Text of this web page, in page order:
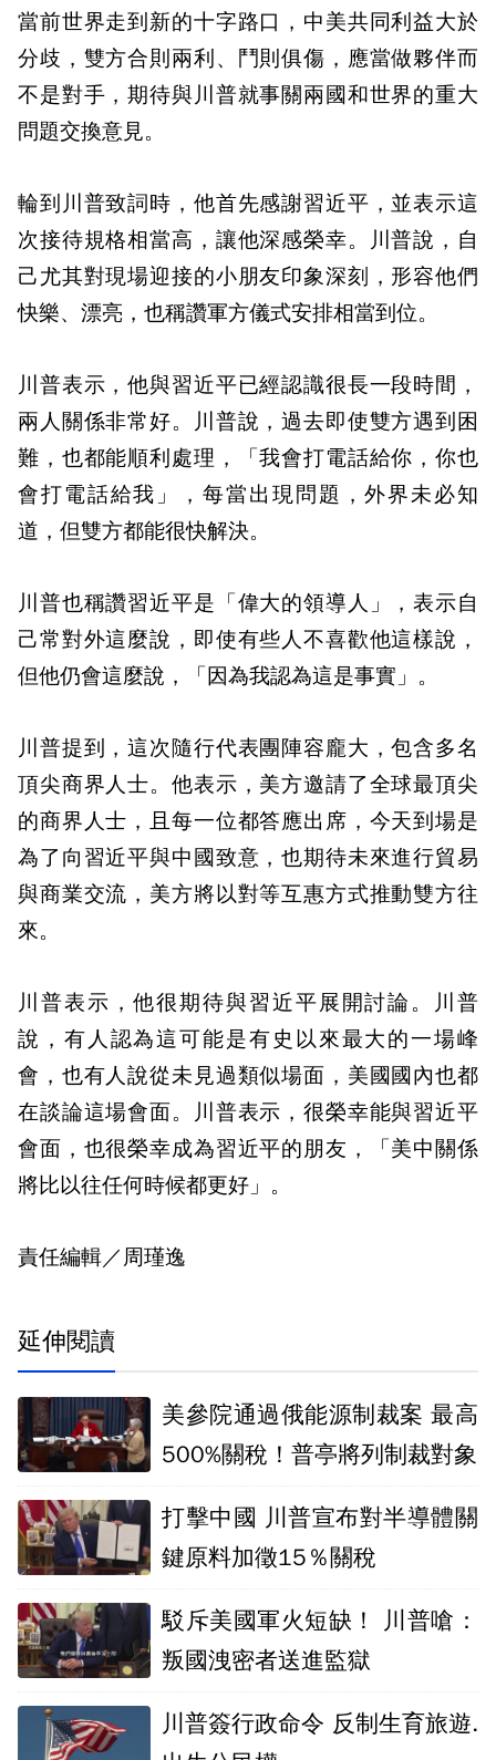
當前世界走到新的十字路口，中美共同利益大於
分歧，雙方合則兩利、鬥則俱傷，應當做夥伴而
不是對手，期待與川普就事關兩國和世界的重大
問題交換意見。
輪到川普致詞時，他首先感謝習近平，並表示這
次接待規格相當高，讓他深感榮幸。川普說，自
己尤其對現場迎接的小朋友印象深刻，形容他們
快樂、漂亮，也稱讚軍方儀式安排相當到位。
川普表示，他與習近平已經認識很長一段時間，
兩人關係非常好。川普說，過去即使雙方遇到困
難，也都能順利處理，「我會打電話給你，你也
會打電話給我」，每當出現問題，外界未必知
道，但雙方都能很快解決。
川普也稱讚習近平是「偉大的領導人」，表示自
己常對外這麼說，即使有些人不喜歡他這樣說，
但他仍會這麼說，「因為我認為這是事實」。
川普提到，這次隨行代表團陣容龐大，包含多名
頂尖商界人士。他表示，美方邀請了全球最頂尖
的商界人士，且每一位都答應出席，今天到場是
為了向習近平與中國致意，也期待未來進行貿易
與商業交流，美方將以對等互惠方式推動雙方往
來。
川普表示，他很期待與習近平展開討論。川普
說，有人認為這可能是有史以來最大的一場峰
會，也有人說從未見過類似場面，美國國內也都
在談論這場會面。川普表示，很榮幸能與習近平
會面，也很榮幸成為習近平的朋友，「美中關係
將比以往任何時候都更好」。
責任編輯／周瑾逸
延伸閱讀
美參院通過俄能源制裁案 最高
500%關稅！普亭將列制裁對象
打擊中國 川普宣布對半導體關
鍵原料加徵15％關稅
駁斥美國軍火短缺！ 川普嗆：
叛國洩密者送進監獄
川普簽行政命令 反制生育旅遊.